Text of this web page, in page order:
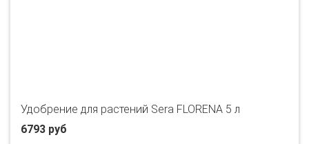
Удобрение для растений Sera FLORENA 5 л
6793 руб